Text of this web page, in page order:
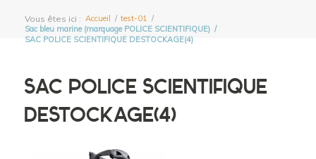
Vous êtes ici : Accueil / test-01 /
Sac bleu marine (marquage POLICE SCIENTIFIQUE) /
SAC POLICE SCIENTIFIQUE DESTOCKAGE(4)
SAC POLICE SCIENTIFIQUE
DESTOCKAGE(4)